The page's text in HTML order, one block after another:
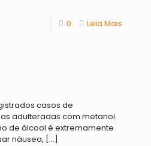
0 Leia Mais
casos de
adulteradas com metanol
de álcool é extremamente
náusea, […]